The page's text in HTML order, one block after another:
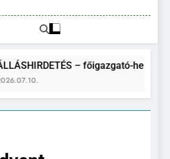
– főigazgató-